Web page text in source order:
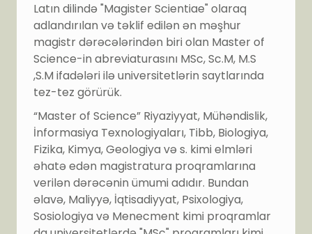
Latın dilində "Magister Scientiae" olaraq
adlandırılan və təklif edilən ən məşhur
magistr dərəcələrindən biri olan Master of
Science-in abreviaturasını MSc, Sc.M, M.S
,S.M ifadələri ilə universitetlərin saytlarında
tez-tez görürük.
“Master of Science” Riyaziyyat, Mühəndislik,
İnformasiya Texnologiyaları, Tibb, Biologiya,
Fizika, Kimya, Geologiya və s. kimi elmləri
əhatə edən magistratura proqramlarına
verilən dərəcənin ümumi adıdır. Bundan
əlavə, Maliyyə, İqtisadiyyat, Psixologiya,
Sosiologiya və Menecment kimi proqramlar